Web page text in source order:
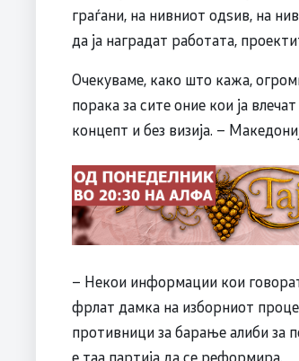
граѓани, на нивниот одѕив, на
да ја наградат работата,
Очекуваме, како што кажа,
порака за сите оние кои ја
концепт и без визија. –
– Некои информации кои
фрлат дамка на изборниот
противници за барање алиби за
е таа партија да се реформира.